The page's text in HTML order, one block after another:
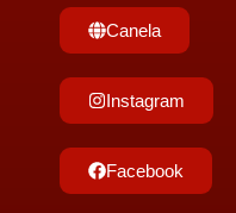
Canela
Instagram
Facebook